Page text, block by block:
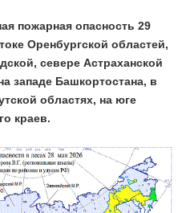
пожарная опасность 29
Оренбургской областей,
севере Астраханской
западе Башкортостана, в
областях, на юге
краев.